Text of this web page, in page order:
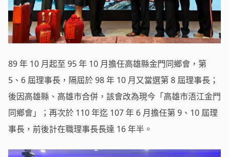
89 年 10 月起至 95 年 10 月擔任高雄縣金門同鄉會，第
5、6 屆理事長，隔屆於 98 年 10 月又當選第 8 屆理事長；
後因高雄縣、高雄市合併，該會改為現今「高雄市浯江金門
同鄉會」；再次於 110 年迄 107 年 6 月擔任第 9、10 屆理
事長，前後計在職理事長長達 16 年半。